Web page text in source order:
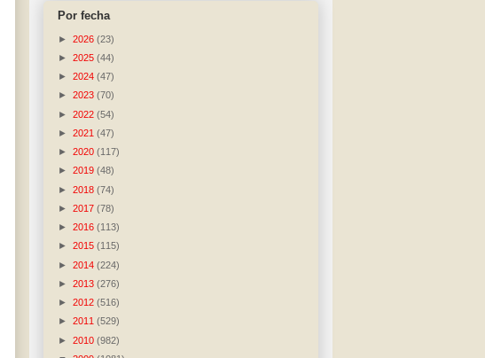
Por fecha
► 2026 (23)
► 2025 (44)
► 2024 (47)
► 2023 (70)
► 2022 (54)
► 2021 (47)
► 2020 (117)
► 2019 (48)
► 2018 (74)
► 2017 (78)
► 2016 (113)
► 2015 (115)
► 2014 (224)
► 2013 (276)
► 2012 (516)
► 2011 (529)
► 2010 (982)